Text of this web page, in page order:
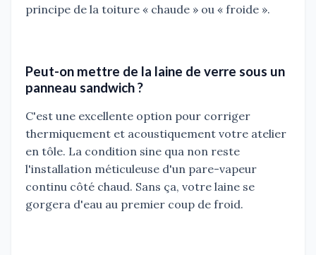
principe de la toiture « chaude » ou « froide ».
Peut-on mettre de la laine de verre sous un
panneau sandwich ?
C'est une excellente option pour corriger
thermiquement et acoustiquement votre atelier
en tôle. La condition sine qua non reste
l'installation méticuleuse d'un pare-vapeur
continu côté chaud. Sans ça, votre laine se
gorgera d'eau au premier coup de froid.